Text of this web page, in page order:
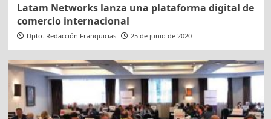
Latam Networks lanza una plataforma digital de
comercio internacional
Dpto. Redacción Franquicias 25 de junio de 2020